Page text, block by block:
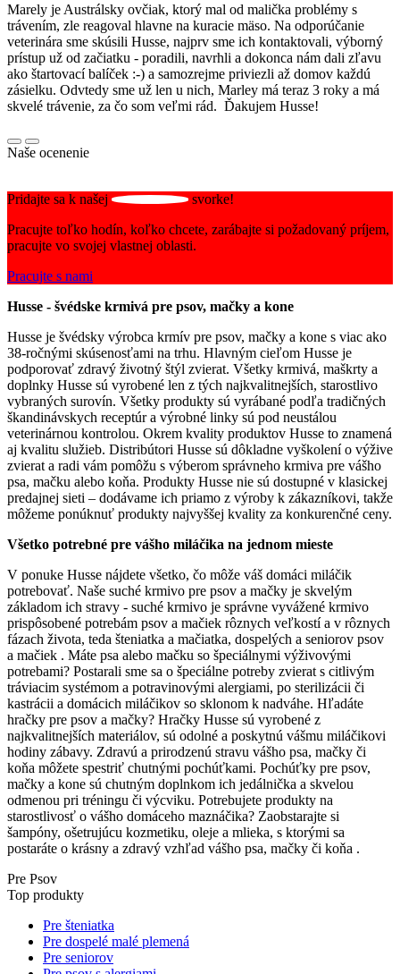
Marely je Austrálsky ovčiak, ktorý mal od malička problémy s
trávením, zle reagoval hlavne na kuracie mäso. Na odporúčanie
veterinára sme skúsili Husse, najprv sme ich kontaktovali, výborný
prístup už od začiatku - poradili, navrhli a dokonca nám dali zľavu
ako štartovací balíček :-) a samozrejme priviezli až domov každú
zásielku. Odvtedy sme už len u nich, Marley má teraz 3 roky a má
skvelé trávenie, za čo som veľmi rád. Ďakujem Husse!
Naše ocenenie
Pridajte sa k našej
svorke!
Pracujte toľko hodín, koľko chcete, zarábajte si požadovaný príjem,
pracujte vo svojej vlastnej oblasti.
Pracujte s nami
Husse - švédske krmivá pre psov, mačky a kone
Husse je švédsky výrobca krmív pre psov, mačky a kone s viac ako
38-ročnými skúsenosťami na trhu. Hlavným cieľom Husse je
podporovať zdravý životný štýl zvierat. Všetky krmivá, maškrty a
doplnky Husse sú vyrobené len z tých najkvalitnejších, starostlivo
vybraných surovín. Všetky produkty sú vyrábané podľa tradičných
škandinávskych receptúr a výrobné linky sú pod neustálou
veterinárnou kontrolou. Okrem kvality produktov Husse to znamená
aj kvalitu služieb. Distribútori Husse sú dôkladne vyškolení o výžive
zvierat a radi vám pomôžu s výberom správneho krmiva pre vášho
psa, mačku alebo koňa. Produkty Husse nie sú dostupné v klasickej
predajnej sieti – dodávame ich priamo z výroby k zákazníkovi, takže
môžeme ponúknuť produkty najvyššej kvality za konkurenčné ceny.
Všetko potrebné pre vášho miláčika na jednom mieste
V ponuke Husse nájdete všetko, čo môže váš domáci miláčik
potrebovať. Naše suché krmivo pre psov a mačky je skvelým
základom ich stravy - suché krmivo je správne vyvážené krmivo
prispôsobené potrebám psov a mačiek rôznych veľkostí a v rôznych
fázach života, teda šteniatka a mačiatka, dospelých a seniorov psov
a mačiek . Máte psa alebo mačku so špeciálnymi výživovými
potrebami? Postarali sme sa o špeciálne potreby zvierat s citlivým
tráviacim systémom a potravinovými alergiami, po sterilizácii či
kastrácii a domácich miláčikov so sklonom k nadváhe. Hľadáte
hračky pre psov a mačky? Hračky Husse sú vyrobené z
najkvalitnejších materiálov, sú odolné a poskytnú vášmu miláčikovi
hodiny zábavy. Zdravú a prirodzenú stravu vášho psa, mačky či
koňa môžete spestriť chutnými pochúťkami. Pochúťky pre psov,
mačky a kone sú chutným doplnkom ich jedálnička a skvelou
odmenou pri tréningu či výcviku. Potrebujete produkty na
starostlivosť o vášho domáceho maznáčika? Zaobstarajte si
šampóny, ošetrujúcu kozmetiku, oleje a mlieka, s ktorými sa
postaráte o krásny a zdravý vzhľad vášho psa, mačky či koňa .
Pre Psov
Top produkty
Pre šteniatka
Pre dospelé malé plemená
Pre seniorov